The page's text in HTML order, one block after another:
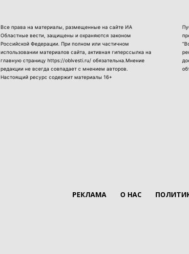
Все права на материалы, размещенные на сайте ИА
Областные вести, защищены и охраняются законом
Российской Федерации. При полном или частичном
использовании материалов сайта, активная гиперссылка на
главную страницу https://oblvesti.ru/ обязательна.Мнение
редакции не всегда совпадает с мнением авторов.
Настоящий ресурс содержит материалы 16+
РЕКЛАМА О НАС